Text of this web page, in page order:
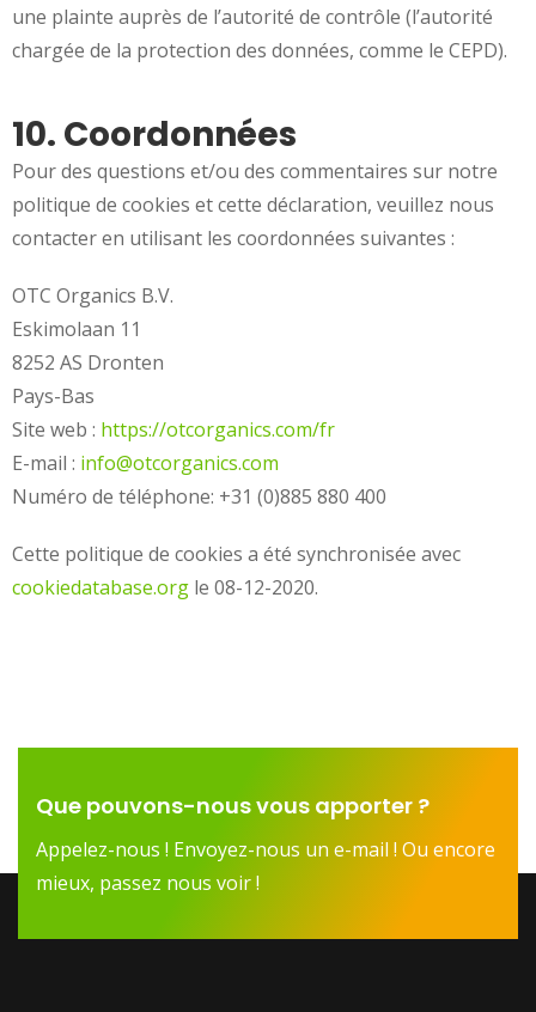
une plainte auprès de l’autorité de contrôle (l’autorité
chargée de la protection des données, comme le CEPD).
10. Coordonnées
Pour des questions et/ou des commentaires sur notre
politique de cookies et cette déclaration, veuillez nous
contacter en utilisant les coordonnées suivantes :
OTC Organics B.V.
Eskimolaan 11
8252 AS Dronten
Pays-Bas
Site web : https://otcorganics.com/fr
E-mail : info@otcorganics.com
Numéro de téléphone: +31 (0)885 880 400
Cette politique de cookies a été synchronisée avec
cookiedatabase.org le 08-12-2020.
Que pouvons-nous vous apporter ?
Appelez-nous ! Envoyez-nous un e-mail ! Ou encore
mieux, passez nous voir !